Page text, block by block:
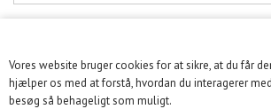
Vores website bruger cookies for at sikre, at du får
hjælper os med at forstå, hvordan du interagerer
besøg så behageligt som muligt.
KUNDESERVICE